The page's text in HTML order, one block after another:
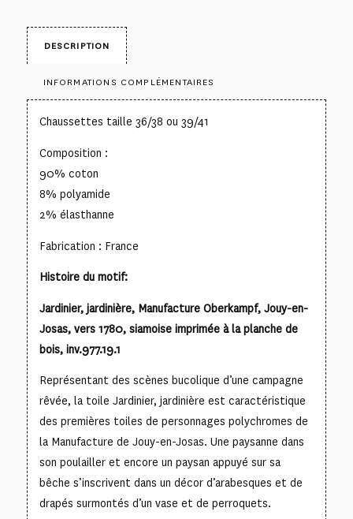
DESCRIPTION
INFORMATIONS COMPLÉMENTAIRES
Chaussettes taille 36/38 ou 39/41
Composition :
90% coton
8% polyamide
2% élasthanne
Fabrication : France
Histoire du motif:
Jardinier, jardinière, Manufacture Oberkampf, Jouy-en-
Josas, vers 1780, siamoise imprimée à la planche de
bois, inv.977.19.1
Représentant des scènes bucolique d’une campagne
rêvée, la toile Jardinier, jardinière est caractéristique
des premières toiles de personnages polychromes de
la Manufacture de Jouy-en-Josas. Une paysanne dans
son poulailler et encore un paysan appuyé sur sa
bêche s’inscrivent dans un décor d’arabesques et de
drapés surmontés d’un vase et de perroquets.